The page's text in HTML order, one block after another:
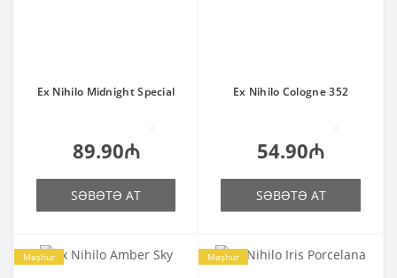
Ex Nihilo Midnight Special
89.90₼
SƏBƏTƏ AT
Ex Nihilo Cologne 352
54.90₼
SƏBƏTƏ AT
Məşhur Məşhur